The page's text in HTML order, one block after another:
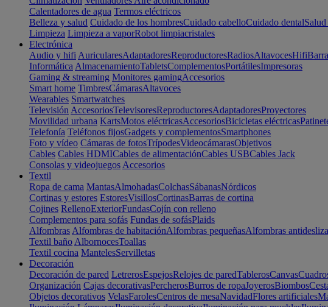
Calentadores de agua Termos eléctricos
Belleza y salud Cuidado de los hombresCuidado cabelloCuidado dental
Limpieza Limpieza a vaporRobot limpiacristales
Electrónica
Audio y hifi AuricularesAdaptadoresReproductoresRadiosAltavocesHifi
Informática AlmacenamientoTabletsComplementosPortátilesImpresoras
Gaming & streaming Monitores gamingAccesorios
Smart home TimbresCámarasAltavoces
Wearables Smartwatches
Televisión AccesoriosTelevisoresReproductoresAdaptadoresProyectores
Movilidad urbana KartsMotos eléctricasAccesoriosBicicletas eléctricas
Telefonía Teléfonos fijosGadgets y complementosSmartphones
Foto y vídeo Cámaras de fotosTrípodesVideocámarasObjetivos
Cables Cables HDMICables de alimentaciónCables USBCables Jack
Consolas y videojuegos Accesorios
Textil
Ropa de cama MantasAlmohadasColchasSábanasNórdicos
Cortinas y estores EstoresVisillosCortinasBarras de cortina
Cojines RellenoExteriorFundasCojín con relleno
Complementos para sofás Fundas de sofásPlaids
Alfombras Alfombras de habitaciónAlfombras pequeñasAlfombras
Textil baño AlbornocesToallas
Textil cocina MantelesServilletas
Decoración
Decoración de pared LetrerosEspejosRelojes de paredTablerosCanvas
Organización Cajas decorativasPercherosBurros de ropaJoyerosBiombos
Objetos decorativos VelasFarolesCentros de mesaNavidadFlores artificiales